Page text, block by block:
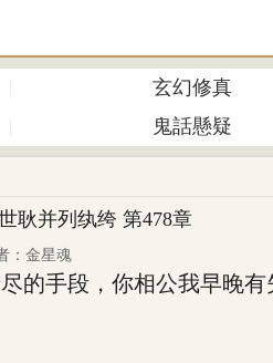
玄幻修真
鬼話懸疑
耿并列纨绔 第478章
：金星魂
手段，你相公我早晚有